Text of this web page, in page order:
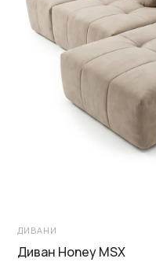
ДИВАНИ
Диван Honey MSX